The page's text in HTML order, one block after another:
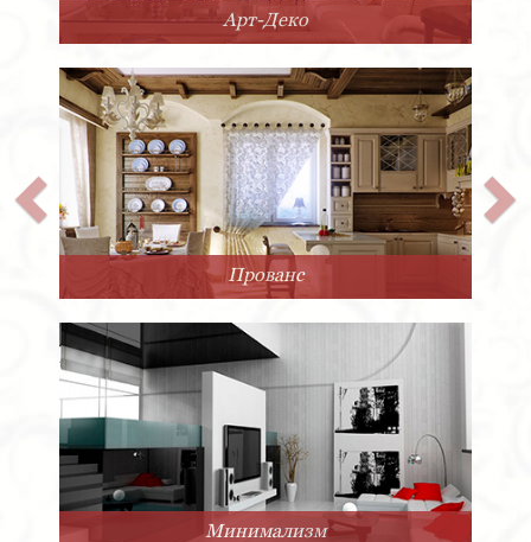
Арт-Деко
Прованс
Минимализм